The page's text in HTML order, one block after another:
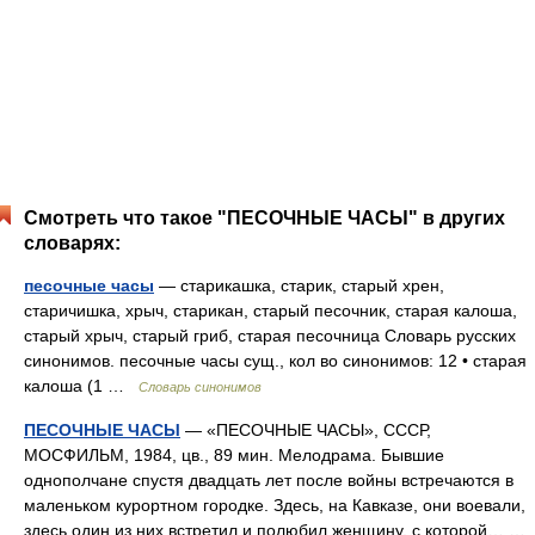
Смотреть что такое "ПЕСОЧНЫЕ ЧАСЫ" в других
словарях:
песочные часы — старикашка, старик, старый хрен,
старичишка, хрыч, старикан, старый песочник, старая калоша,
старый хрыч, старый гриб, старая песочница Словарь русских
синонимов. песочные часы сущ., кол во синонимов: 12 • старая
калоша (1 …
Словарь синонимов
ПЕСОЧНЫЕ ЧАСЫ — «ПЕСОЧНЫЕ ЧАСЫ», СССР,
МОСФИЛЬМ, 1984, цв., 89 мин. Мелодрама. Бывшие
однополчане спустя двадцать лет после войны встречаются в
маленьком курортном городке. Здесь, на Кавказе, они воевали,
здесь один из них встретил и полюбил женщину, с которой… …